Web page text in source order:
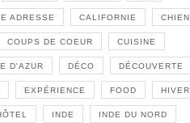
ADRESSE CALIFORNIE CHIEN
COUPS DE COEUR CUISINE
D'AZUR DÉCO DÉCOUVERTE
EXPÉRIENCE FOOD HIVER
INDE INDE DU NORD